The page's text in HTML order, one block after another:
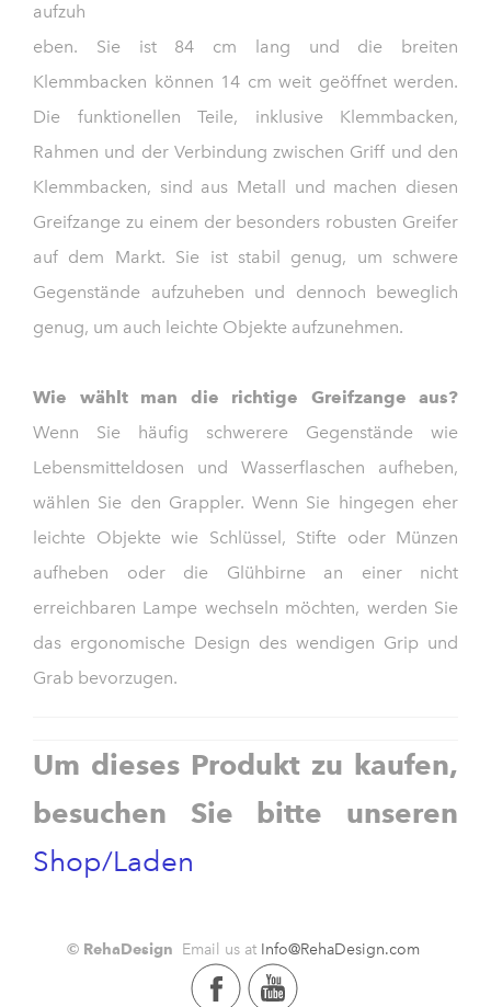
aufzuh
eben. Sie ist 84 cm lang und die breiten
Klemmbacken können 14 cm weit geöffnet werden.
Die funktionellen Teile, inklusive Klemmbacken,
Rahmen und der Verbindung zwischen Griff und den
Klemmbacken, sind aus Metall und machen diesen
Greifzange zu einem der besonders robusten Greifer
auf dem Markt. Sie ist stabil genug, um schwere
Gegenstände aufzuheben und dennoch beweglich
genug, um auch leichte Objekte aufzunehmen.
Wie wählt man die richtige Greifzange aus?
Wenn Sie häufig schwerere Gegenstände wie
Lebensmitteldosen und Wasserflaschen aufheben,
wählen Sie den Grappler. Wenn Sie hingegen eher
leichte Objekte wie Schlüssel, Stifte oder Münzen
aufheben oder die Glühbirne an einer nicht
erreichbaren Lampe wechseln möchten, werden Sie
das ergonomische Design des wendigen Grip und
Grab bevorzugen.
Um dieses Produkt zu kaufen,
besuchen Sie bitte unseren
Shop/Laden
© RehaDesign Email us at Info@RehaDesign.com